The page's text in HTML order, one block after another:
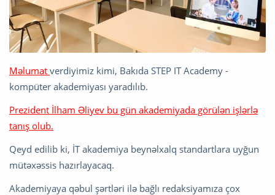
Məlumat verdiyimiz kimi, Bakıda STEP IT Academy -
kompüter akademiyası yaradılıb.
Prezident İlham Əliyev bu gün akademiyada görülən işlərlə
tanış olub.
Qeyd edilib ki, İT akademiya beynəlxalq standartlara uyğun
mütəxəssis hazırlayacaq.
Akademiyaya qəbul şərtləri ilə bağlı redaksiyamıza çox